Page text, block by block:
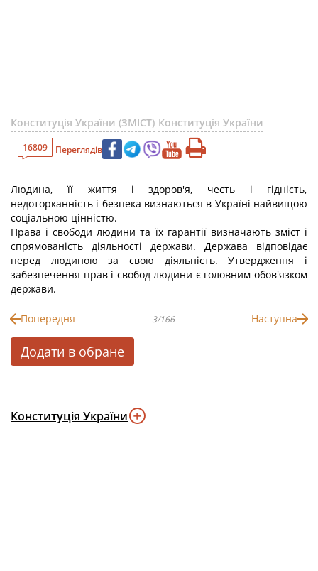
Конституція України (ЗМІСТ) Конституція України
16809 Переглядів
Людина, її життя і здоров'я, честь і гідність,
недоторканність і безпека визнаються в Україні найвищою
соціальною цінністю.
Права і свободи людини та їх гарантії визначають зміст і
спрямованість діяльності держави. Держава відповідає
перед людиною за свою діяльність. Утвердження і
забезпечення прав і свобод людини є головним обов'язком
держави.
Попередня 3/166 Наступна
Додати в обране
Конституція України